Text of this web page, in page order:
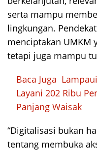
serta mampu
lingkungan.
menciptakan UMKM
tetapi juga mampu
Baca Juga
Layani 202 Ribu
Panjang Waisak
“Digitalisasi bukan
tentang membuka